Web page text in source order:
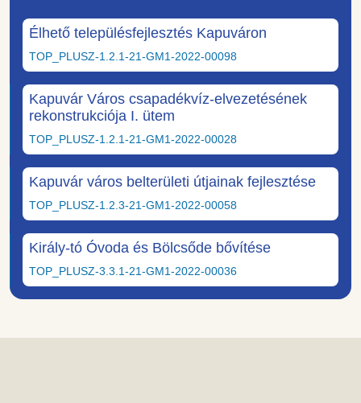
Élhető településfejlesztés Kapuváron
TOP_PLUSZ-1.2.1-21-GM1-2022-00098
Kapuvár Város csapadékvíz-elvezetésének
rekonstrukciója I. ütem
TOP_PLUSZ-1.2.1-21-GM1-2022-00028
Kapuvár város belterületi útjainak fejlesztése
TOP_PLUSZ-1.2.3-21-GM1-2022-00058
Király-tó Óvoda és Bölcsőde bővítése
TOP_PLUSZ-3.3.1-21-GM1-2022-00036